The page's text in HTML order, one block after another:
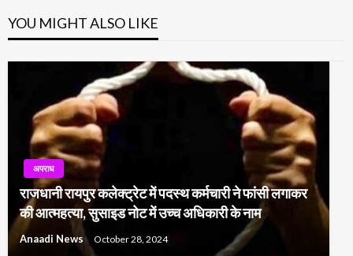
YOU MIGHT ALSO LIKE
अपराध
राजधानी रायपुर कलेक्ट्रेट में पदस्थ कर्मचारी ने फांसी लगाकर
की आत्महत्या, सुसाइड नोट में उच्च अधिकारी के नाम
Anaadi News October 28, 2024